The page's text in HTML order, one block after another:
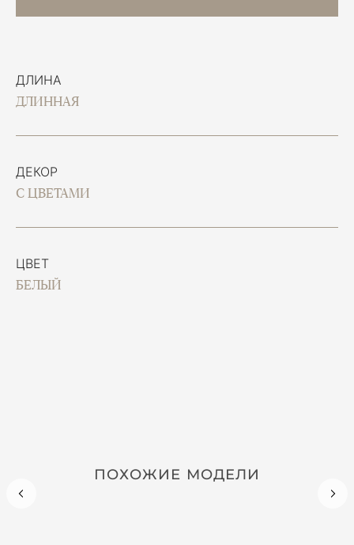
ДЛИНА
ДЛИННАЯ
ДЕКОР
С ЦВЕТАМИ
ЦВЕТ
БЕЛЫЙ
ПОХОЖИЕ МОДЕЛИ